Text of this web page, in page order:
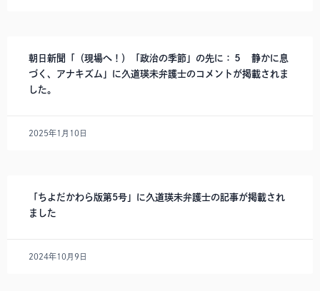
朝日新聞「（現場へ！）「政治の季節」の先に：５ 静かに息
づく、アナキズム」に久道瑛未弁護士のコメントが掲載されま
した。
2025年1月10日
「ちよだかわら版第5号」に久道瑛未弁護士の記事が掲載され
ました
2024年10月9日